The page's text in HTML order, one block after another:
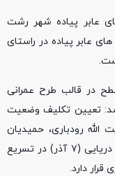
عابر پیاده شهر رشت
عابر پیاده در راستای
در قالب طرح عمرانی
تعیین تکلیف وضعیت
رودباری، حمیدیان
(شهید حق بین)، شهید باهنر و میدان نیروی دریایی (۷ آذر) در تسریع
قرار دارد.